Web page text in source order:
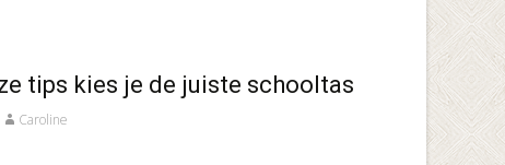
tips kies je de juiste schooltas
Caroline